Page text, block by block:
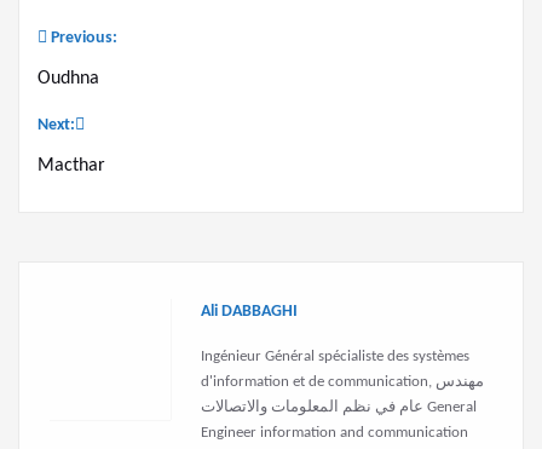
Post
Previous:
Oudhna
Next:
Macthar
Ali DABBAGHI
Ingénieur Général spécialiste des systèmes
d'information et de communication, مهندس
عام في نظم المعلومات والاتصالات General
Engineer information and communication